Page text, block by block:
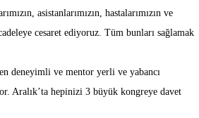
asistanlarımızın, hastalarımızın ve
cesaret ediyoruz. Tüm bunları sağlamak
deneyimli ve mentor yerli ve yabancı
Aralık’ta hepinizi 3 büyük kongreye davet